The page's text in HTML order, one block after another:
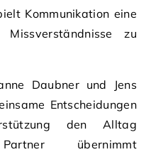
Kommunikation eine
zu
Daubner und Jens
Entscheidungen
den Alltag
übernimmt